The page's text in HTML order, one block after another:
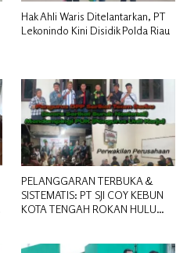
Hak Ahli Waris Ditelantarkan, PT
Lekonindo Kini Disidik Polda Riau
PELANGGARAN TERBUKA &
SISTEMATIS: PT SJI COY KEBUN
KOTA TENGAH ROKAN HULU